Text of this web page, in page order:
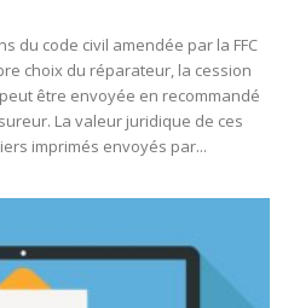
du code civil amendée par la FFC
choix du réparateur, la cession
être envoyée en recommandé
La valeur juridique de ces
imprimés envoyés par...